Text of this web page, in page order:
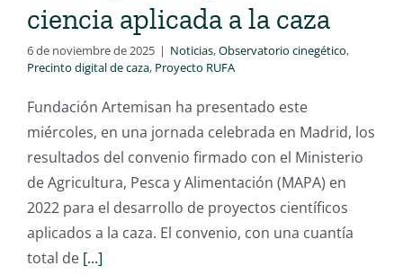
ciencia aplicada a la caza
6 de noviembre de 2025 | Noticias,Observatorio cinegético,
Precinto digital de caza, Proyecto RUFA
Fundación Artemisan ha presentado este
miércoles, en una jornada celebrada en Madrid, los
resultados del convenio firmado con el Ministerio
de Agricultura, Pesca y Alimentación (MAPA) en
2022 para el desarrollo de proyectos científicos
aplicados a la caza. El convenio, con una cuantía
total de [...]